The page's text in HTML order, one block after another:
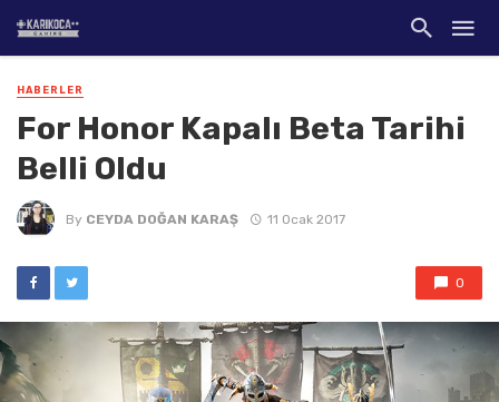
HABERLER
For Honor Kapalı Beta Tarihi
Belli Oldu
By CEYDA DOĞAN KARAŞ 11 Ocak 2017
0